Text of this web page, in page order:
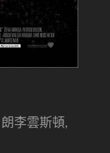
李雲斯頓,